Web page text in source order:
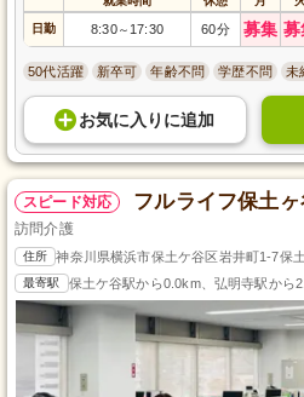
日勤 8:30～ 17:30 60分 募集 募
50代活躍 新卒可 年齢不問 学歴不問 未
お気に入り に追加
スピード対応 フルライフ保土
訪問介護
住所 神奈川県横浜市保土ケ谷区岩井町1-7保
最寄駅 保土ケ谷駅から0.0km、弘明寺駅から